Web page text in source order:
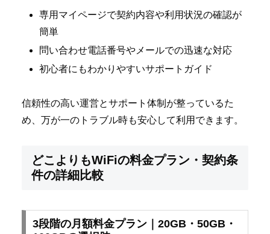
専用マイページで契約内容や利用状況の確認が
簡単
問い合わせ電話番号やメールでの迅速な対応
初心者にもわかりやすいサポートガイド
信頼性の高い運営とサポート体制が整っているた
め、万が一のトラブル時も安心して利用できます。
どこよりもWiFiの料金プラン・契約条
件の詳細比較
3段階の月額料金プラン｜20GB・50GB・